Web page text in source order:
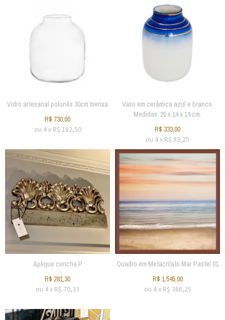
Vidro artesanal polonês 30cm mensa
R$ 730,00
ou 4x R$ 182,50
Vaso em cerâmica azul e branco.
Medidas: 20 x 14 x 14 cm.
R$ 333,00
ou 4x R$ 83,25
Aplique concha P
R$ 281,30
ou 4x R$ 70,33
Quadro em Metacrilato Mar Pastel 01
R$ 1.545,00
ou 4x R$ 386,25